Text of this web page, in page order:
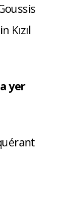
Kızıl
yer